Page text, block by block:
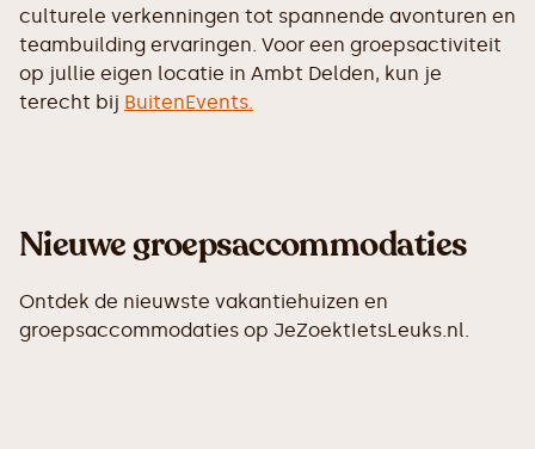
culturele verkenningen tot spannende avonturen en
teambuilding ervaringen. Voor een groepsactiviteit
op jullie eigen locatie in Ambt Delden, kun je
terecht bij BuitenEvents.
Nieuwe groepsaccommodaties
Ontdek de nieuwste vakantiehuizen en
groepsaccommodaties op JeZoektIetsLeuks.nl.